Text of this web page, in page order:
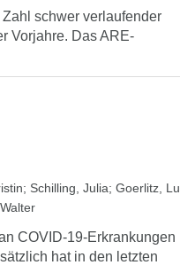
schwer verlaufender
Vorjahre. Das ARE-
; Schilling, Julia; Goerlitz,
COVID-19-Erkrankungen
hat in den letzten